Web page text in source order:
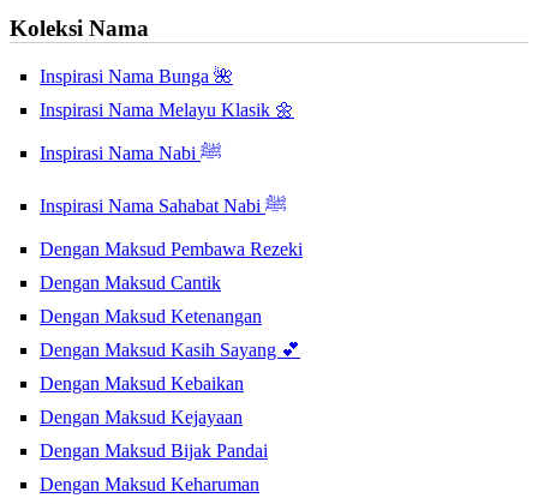
Koleksi Nama
Inspirasi Nama Bunga 🌺
Inspirasi Nama Melayu Klasik 🌼
Inspirasi Nama Nabi ﷺ
Inspirasi Nama Sahabat Nabi ﷺ
Dengan Maksud Pembawa Rezeki
Dengan Maksud Cantik
Dengan Maksud Ketenangan
Dengan Maksud Kasih Sayang 💕
Dengan Maksud Kebaikan
Dengan Maksud Kejayaan
Dengan Maksud Bijak Pandai
Dengan Maksud Keharuman